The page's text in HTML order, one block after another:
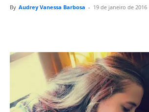
By Audrey Vanessa Barbosa - 19 de janeiro de 2016